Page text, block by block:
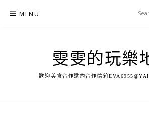
MENU
雯雯的玩樂
歡迎美食合作邀約合作信箱